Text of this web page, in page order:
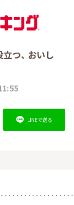
つ、 おいし
LINEで送る